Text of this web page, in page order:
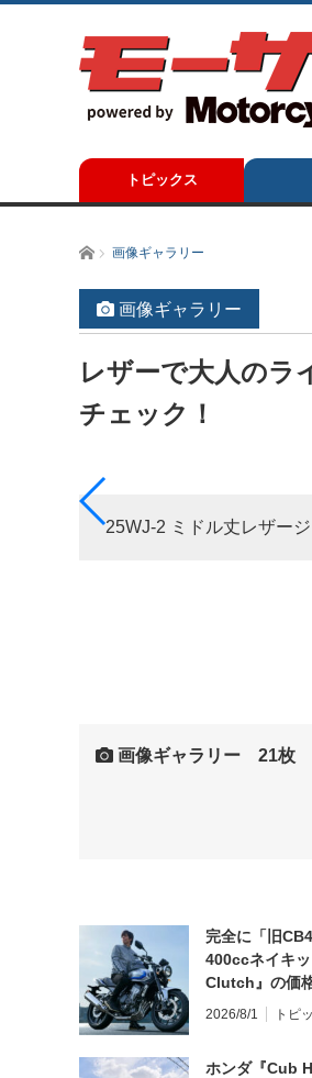
トピックス
ホーム画像ギャラリー
画像ギャラリー
レザーで大人のラ
チェック！
25WJ-2 ミドル丈レザー
画像ギャラリー 21枚
完全に「旧
400ccネイキ
Clutch』の価
2026/8/1 トピ
ホンダ『Cub